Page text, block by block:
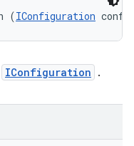
(IConfiguration
IConfiguration .